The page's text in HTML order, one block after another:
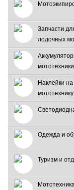
Запчасти
лодочных
мототехники
Наклейки на
мототехнику
Одежда и
Туризм и